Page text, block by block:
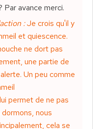
Par avance merci.
:Je crois qu'il y
et quiescence.
ne dort pas
une partie de
Un peu comme
permet de ne pas
nous
cela se